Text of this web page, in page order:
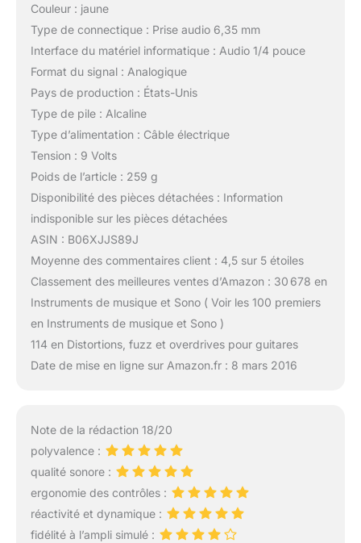
Couleur : jaune
Type de connectique : Prise audio 6,35 mm
Interface du matériel informatique : Audio 1/4 pouce
Format du signal : Analogique
Pays de production : États-Unis
Type de pile : Alcaline
Type d’alimentation : Câble électrique
Tension : 9 Volts
Poids de l’article : 259 g
Disponibilité des pièces détachées : Information
indisponible sur les pièces détachées
ASIN : B06XJJS89J
Moyenne des commentaires client : 4,5 sur 5 étoiles
Classement des meilleures ventes d’Amazon : 30 678 en
Instruments de musique et Sono ( Voir les 100 premiers
en Instruments de musique et Sono )
114 en Distortions, fuzz et overdrives pour guitares
Date de mise en ligne sur Amazon.fr : 8 mars 2016
Note de la rédaction 18/20
polyvalence :
qualité sonore :
ergonomie des contrôles :
réactivité et dynamique :
fidélité à l’ampli simulé :